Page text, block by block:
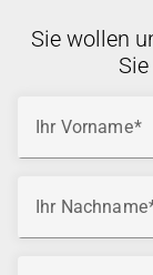
Sie wollen
Ihr Vorname
Ihr Nachname